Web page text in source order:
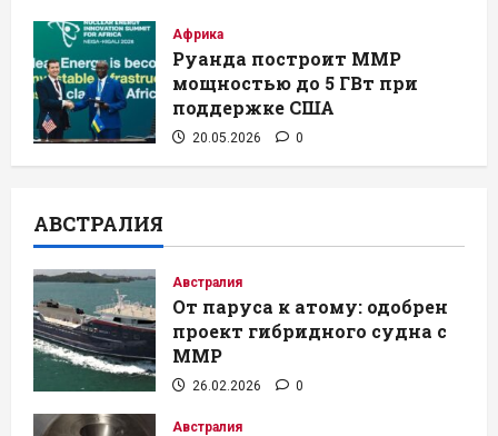
Африка
Руанда построит ММР
мощностью до 5 ГВт при
поддержке США
20.05.2026 0
АВСТРАЛИЯ
Австралия
От паруса к атому: одобрен
проект гибридного судна с
ММР
26.02.2026 0
Австралия